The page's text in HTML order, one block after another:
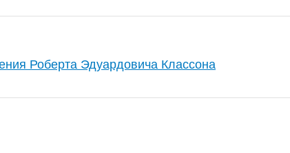
Роберта Эдуардовича Классона